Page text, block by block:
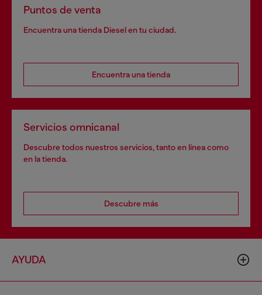
Puntos de venta
Encuentra una tienda Diesel en tu ciudad.
Encuentra una tienda
Servicios omnicanal
Descubre todos nuestros servicios, tanto en línea como
en la tienda.
Descubre más
AYUDA